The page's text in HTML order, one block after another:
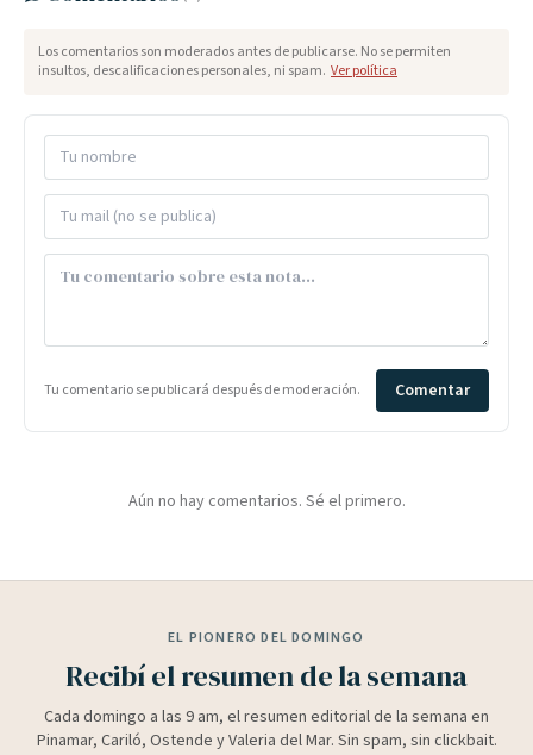
Los comentarios son moderados antes de publicarse. No se permiten
insultos, descalificaciones personales, ni spam. Ver política
Tu comentario se publicará después de moderación. Comentar
Aún no hay comentarios. Sé el primero.
EL PIONERO DEL DOMINGO
Recibí el resumen de la semana
Cada domingo a las 9 am, el resumen editorial de la semana en
Pinamar, Cariló, Ostende y Valeria del Mar. Sin spam, sin clickbait.